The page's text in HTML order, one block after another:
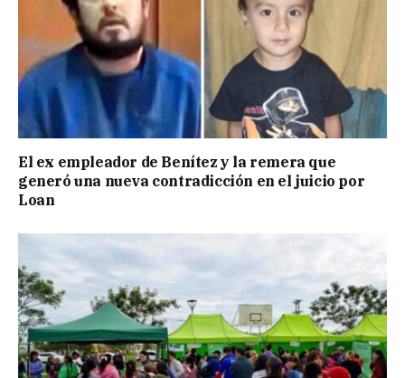
El ex empleador de Benítez y la remera que
generó una nueva contradicción en el juicio por
Loan